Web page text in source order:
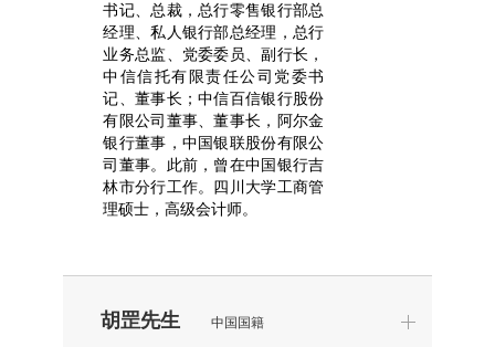
书记、总裁，总行零售银行部总
经理、私人银行部总经理，总行
业务总监、党委委员、副行长，
中信信托有限责任公司党委书
记、董事长；中信百信银行股份
有限公司董事、董事长，阿尔金
银行董事，中国银联股份有限公
司董事。此前，曾在中国银行吉
林市分行工作。四川大学工商管
理硕士，高级会计师。
胡罡先生 中国国籍